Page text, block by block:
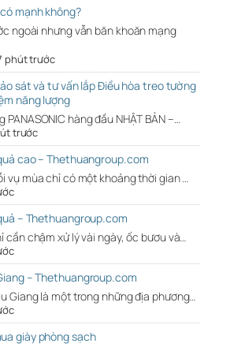
mạnh không?
ngoài nhưng vẫn băn khoăn mạng
phút trước
sát và tư vấn lắp Điều hòa treo tường
năng lượng
hàng đầu NHẬT BẢN –…
trước
cao – Thethuangroup.com
vụ mùa chỉ có một khoảng thời gian …
– Thethuangroup.com
cần chậm xử lý vài ngày, ốc bươu và…
– Thethuangroup.com
Giang là một trong những địa phương…
giày phòng sạch